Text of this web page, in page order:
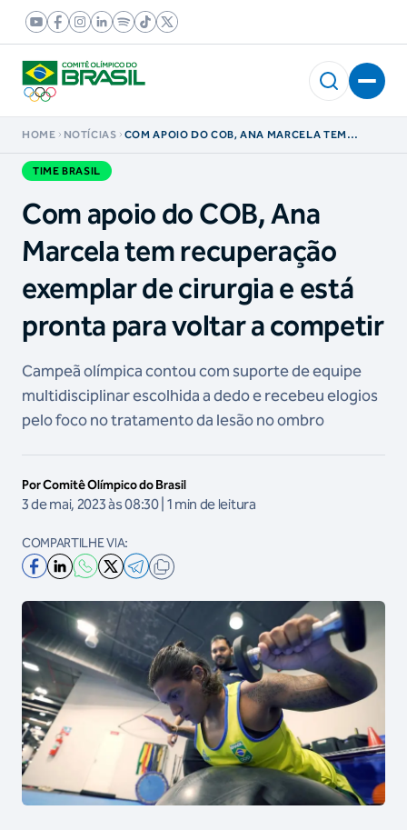
HOME NOTÍCIAS
COM APOIO DO COB, ANA MARCELA TEM
TIME BRASIL
Com apoio do COB, Ana
Marcela tem recuperação
exemplar de cirurgia e está
pronta para voltar a competir
Campeã olímpica contou com suporte de equipe
multidisciplinar escolhida a dedo e recebeu elogios
pelo foco no tratamento da lesão no ombro
Por Comitê Olímpico do Brasil
3 de mai, 2023 às 08:30 | 1 min de leitura
COMPARTILHE VIA: